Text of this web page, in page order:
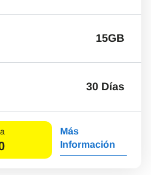
15GB
30 Días
Más
Información